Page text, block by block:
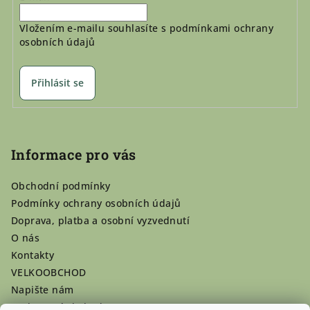
Vložením e-mailu souhlasíte s podmínkami ochrany
osobních údajů
Přihlásit se
Informace pro vás
Obchodní podmínky
Podmínky ochrany osobních údajů
Doprava, platba a osobní vyzvednutí
O nás
Kontakty
VELKOOBCHOD
Napište nám
Hodnocení obchodu